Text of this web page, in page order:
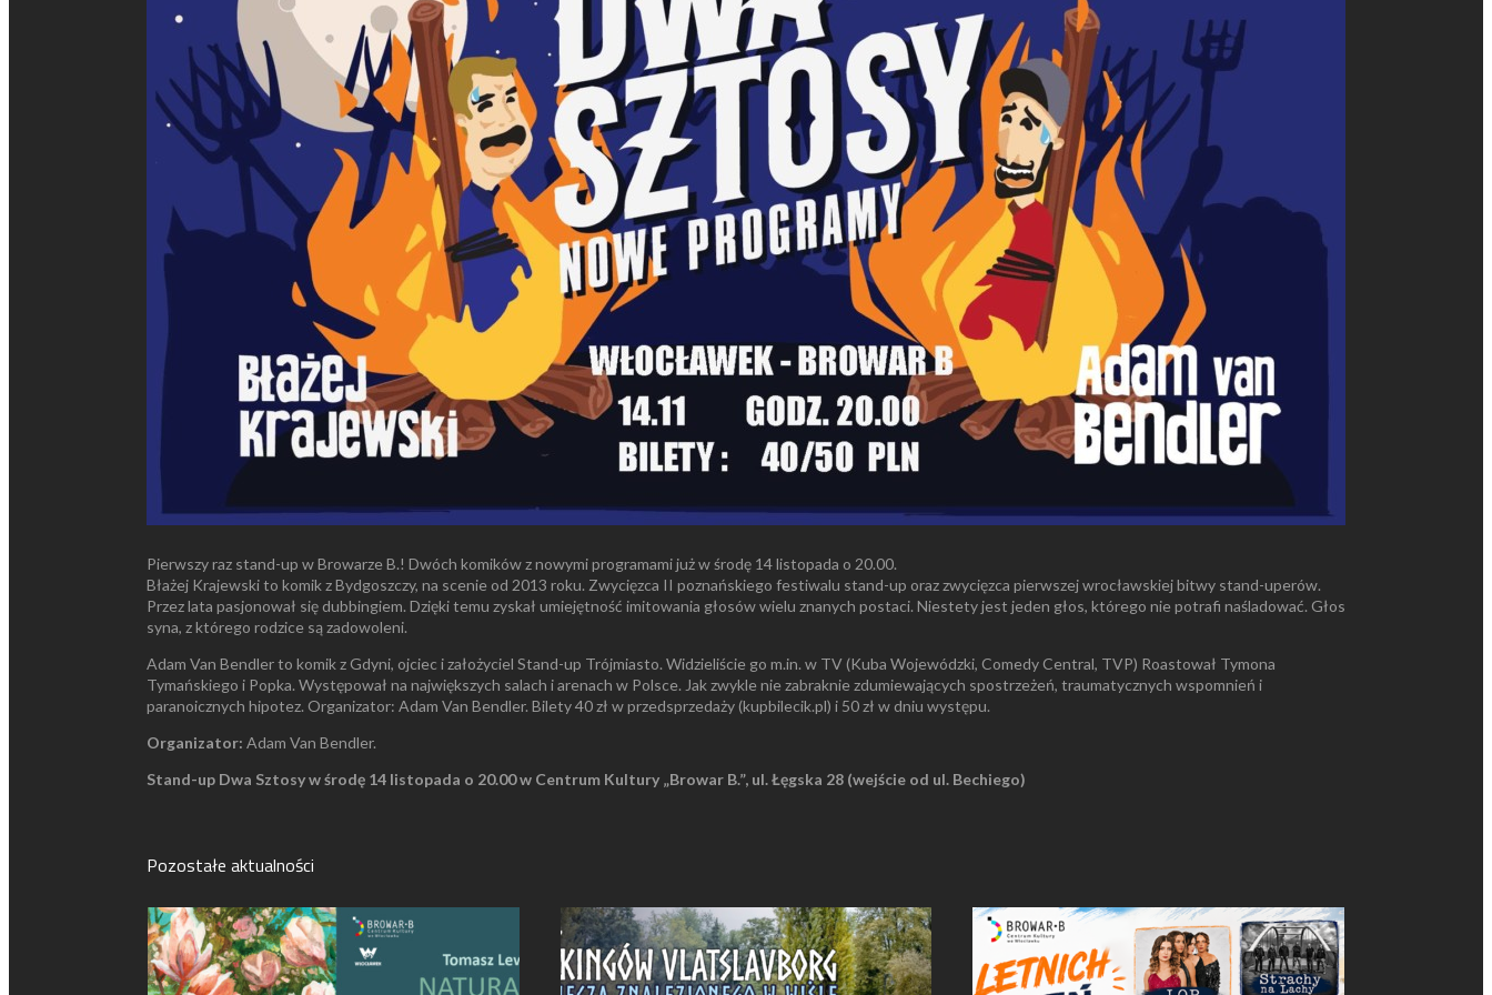
Pierwszy raz stand-up w Browarze B.! Dwóch komików z nowymi programami już w środę 14 listopada o 20.00.
Błażej Krajewski to komik z Bydgoszczy, na scenie od 2013 roku. Zwycięzca II poznańskiego festiwalu stand-up oraz zwycięzca pierwszej wrocławskiej bitwy stand-uperów.
Przez lata pasjonował się dubbingiem. Dzięki temu zyskał umiejętność imitowania głosów wielu znanych postaci. Niestety jest jeden głos, którego nie potrafi naśladować. Głos
syna, z którego rodzice są zadowoleni.
Adam Van Bendler to komik z Gdyni, ojciec i założyciel Stand-up Trójmiasto. Widzieliście go m.in. w TV (Kuba Wojewódzki, Comedy Central, TVP) Roastował Tymona
Tymańskiego i Popka. Występował na największych salach i arenach w Polsce. Jak zwykle nie zabraknie zdumiewających spostrzeżeń, traumatycznych wspomnień i
paranoicznych hipotez. Organizator: Adam Van Bendler. Bilety 40 zł w przedsprzedaży (kupbilecik.pl) i 50 zł w dniu występu.
Organizator: Adam Van Bendler.
Stand-up Dwa Sztosy w środę 14 listopada o 20.00 w Centrum Kultury „Browar B.”, ul. Łęgska 28 (wejście od ul. Bechiego)
Pozostałe aktualności